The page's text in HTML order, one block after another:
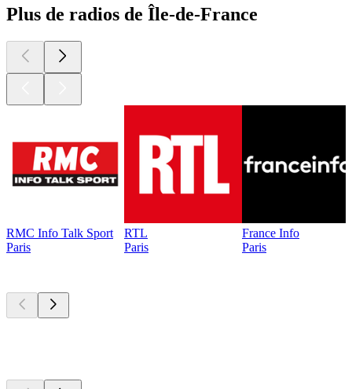
Plus de radios de Île-de-France
RMC Info Talk Sport
Paris
RTL
Paris
France Info
Paris